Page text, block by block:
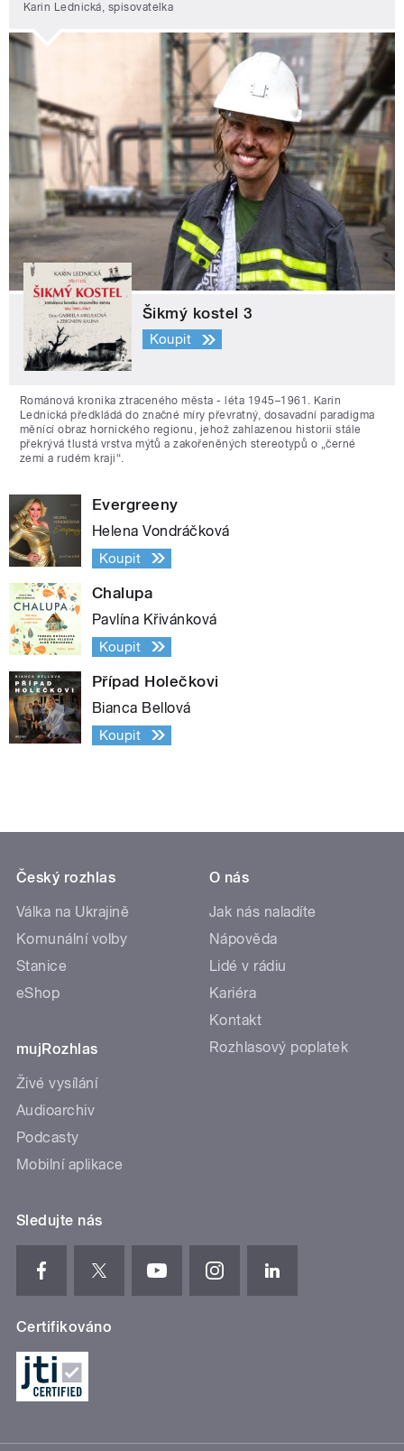
Karin Lednická, spisovatelka
Šikmý kostel 3
Koupit
Románová kronika ztraceného města - léta 1945–1961. Karin
Lednická předkládá do značné míry převratný, dosavadní paradigma
měnící obraz hornického regionu, jehož zahlazenou historii stále
překrývá tlustá vrstva mýtů a zakořeněných stereotypů o „černé
zemi a rudém kraji“.
Evergreeny
Helena Vondráčková
Koupit
Chalupa
Pavlína Křivánková
Koupit
Případ Holečkovi
Bianca Bellová
Koupit
Český rozhlas
Válka na Ukrajině
Komunální volby
Stanice
eShop
mujRozhlas
Živé vysílání
Audioarchiv
Podcasty
Mobilní aplikace
O nás
Jak nás naladíte
Nápověda
Lidé v rádiu
Kariéra
Kontakt
Rozhlasový poplatek
Sledujte nás
Certifikováno